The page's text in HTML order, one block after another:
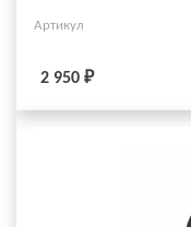
Артикул
2 950 ₽